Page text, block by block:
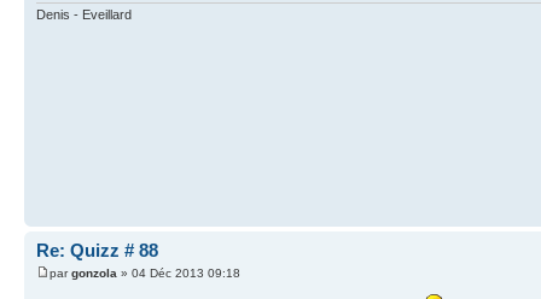
Denis - Eveillard
Re: Quizz # 88
pargonzola » 04 Déc 2013 09:18